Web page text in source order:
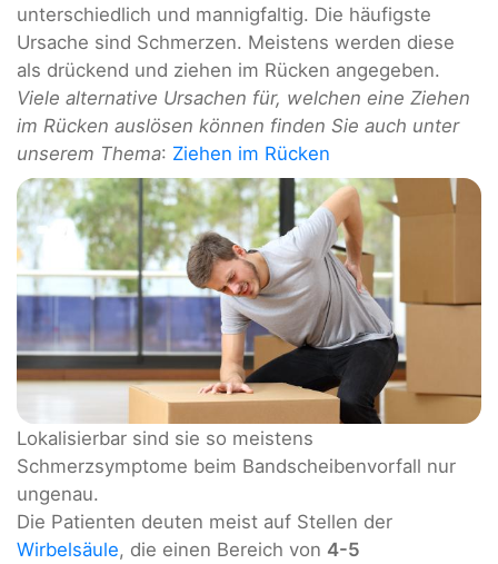
unterschiedlich und mannigfaltig. Die häufigste
Ursache sind Schmerzen. Meistens werden diese
als drückend und ziehen im Rücken angegeben.
Viele alternative Ursachen für, welchen eine Ziehen
im Rücken auslösen können finden Sie auch unter
unserem Thema: Ziehen im Rücken
Lokalisierbar sind sie so meistens
Schmerzsymptome beim Bandscheibenvorfall nur
ungenau.
Die Patienten deuten meist auf Stellen der
Wirbelsäule, die einen Bereich von 4-5